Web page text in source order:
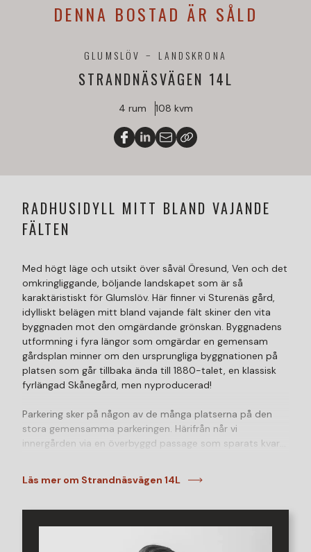
DENNA BOSTAD ÄR SÅLD
STRANDNÄSVÄGEN 14L
GLUMSLÖV LANDSKRONA
4 rum 108 kvm
RADHUSIDYLL MITT BLAND VAJANDE
FÄLTEN
Med högt läge och utsikt över såväl Öresund, Ven och det
omkringliggande, böljande landskapet som är så
karaktäristiskt för Glumslöv. Här finner vi Sturenäs gård,
idylliskt belägen mitt bland vajande fält skiner den vita
byggnaden mot den omgärdande grönskan. Byggnadens
utformning i fyra längor som omgärdar en gemensam
gårdsplan minner om den ursprungliga byggnationen på
platsen som går tillbaka ända till 1880-talet, en klassisk
fyrlängad Skånegård, men nyproducerad!
Parkering sker på någon av de många platserna på den
stora gemensamma parkeringen. Härifrån når vi
innergården via en överbyggd passage som sparats kvar
närområdet. Närmsta granne är Örenäs slott och ett par
restaurang. Tåg från Glumslövs station tar dig snabbt till
såväl Helsingborg, Köpenhamn och Malmö/Lund. Utöver
Läs mer om Strandnäsvägen 14L